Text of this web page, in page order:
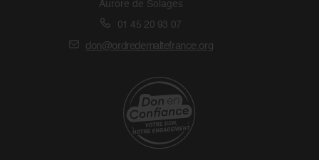
Aurore de Solages
01 45 20 93 07
don@ordredemaltefrance.org